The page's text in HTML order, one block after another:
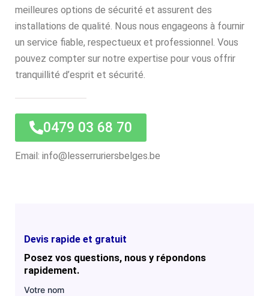
meilleures options de sécurité et assurent des
installations de qualité. Nous nous engageons à fournir
un service fiable, respectueux et professionnel. Vous
pouvez compter sur notre expertise pour vous offrir
tranquillité d’esprit et sécurité.
0479 03 68 70
Email: info@lesserruriersbelges.be
Devis rapide et gratuit
Posez vos questions, nous y répondons
rapidement.
Votre nom